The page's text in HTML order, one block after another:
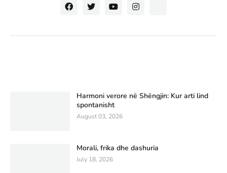
Harmoni verore në Shëngjin: Kur arti lind
spontanisht
August 03, 2026
Morali, frika dhe dashuria
July 18, 2026